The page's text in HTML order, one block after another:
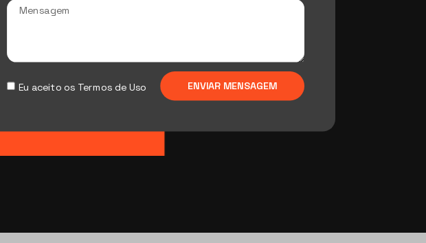
Eu aceito os Termos de Uso ENVIAR MENSAGEM